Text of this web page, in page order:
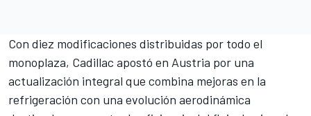
Con diez modificaciones distribuidas por todo el
monoplaza, Cadillac apostó en Austria por una
actualización integral que combina mejoras en la
refrigeración con una evolución aerodinámica